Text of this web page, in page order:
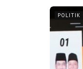
POLITIK